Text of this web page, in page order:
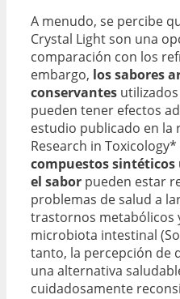
A menudo, se percibe
Crystal Light son una
comparación con los
embargo, los sabores
conservantes
pueden tener efectos
estudio publicado en la
Research in
compuestos
el sabor pueden estar
problemas de salud a
trastornos metabólicos
microbiota intestinal
tanto, la percepción de
una alternativa
cuidadosamente